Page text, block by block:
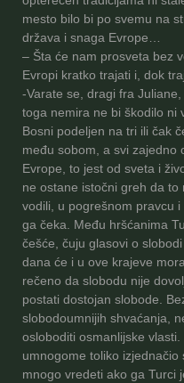
mesto bilo bi po svemu na
država i snaga Evrope…
– Šta će nam prosveta bez
Evropi kratko trajati i, dok
-Varate se, dragi fra
toga nemira ne bi škodilo ni
Bosni podeljen na tri ili čak
među sobom, a svi zajedno
Evrope, to jest od sveta i
ne ostane istočni greh da
vodili, u pogrešnom pravcu
ga čeka. Među hršćanima
češće, čuju glasovi o
dana će i u ove krajeve
rečeno da slobodu nije
postati dostojan slobode.
slobodoumnijih shvaćanja,
osloboditi osmanlijske
umnogome toliko
mnogo vredeti ako ga Turci